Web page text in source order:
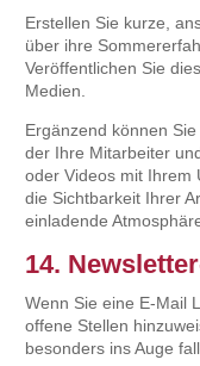
Erstellen Sie kurze,
über ihre
Veröffentlichen Sie
Medien.
Ergänzend können
der Ihre Mitarbeiter
oder Videos mit Ihrem
die Sichtbarkeit Ihrer
einladende
14.
Wenn Sie eine E-Mail
offene Stellen
besonders ins Auge